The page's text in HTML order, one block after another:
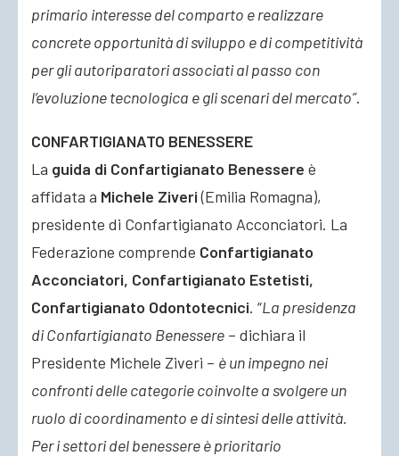
primario interesse del comparto e realizzare
concrete opportunità di sviluppo e di competitività
per gli autoriparatori associati al passo con
l’evoluzione tecnologica e gli scenari del mercato”.
CONFARTIGIANATO BENESSERE
La guida di Confartigianato Benessere è
affidata a Michele Ziveri(Emilia Romagna),
presidente di Confartigianato Acconciatori. La
Federazione comprende Confartigianato
Acconciatori, Confartigianato Estetisti,
Confartigianato Odontotecnici. “La presidenza
di Confartigianato Benessere – dichiara il
Presidente Michele Ziveri – è un impegno nei
confronti delle categorie coinvolte a svolgere un
ruolo di coordinamento e di sintesi delle attività.
Per i settori del benessere è prioritario